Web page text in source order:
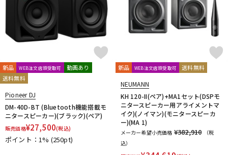
新品 WEB注文店頭受取可
動画あり
送料無料
Pioneer DJ
DM-40D-BT (Bluetooth機能搭載モ
ニタースピーカー)(ブラック)(ペア)
販売価格¥27,500(税込)
ポイント：1% (250pt)
新品 WEB注文店頭受取可 送料無料
NEUMANN
KH 120-II(ペア)+MA1セット(DSPモ
ニタースピーカー用アライメントマ
イク)(ノイマン)(モニタースピーカ
ー)(MA 1)
メーカー希望小売価格 ¥382,910
（税
込）